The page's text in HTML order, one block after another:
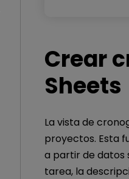
Crear
Sheets
La vista de
proyectos. Esta
a partir de datos
tarea, la